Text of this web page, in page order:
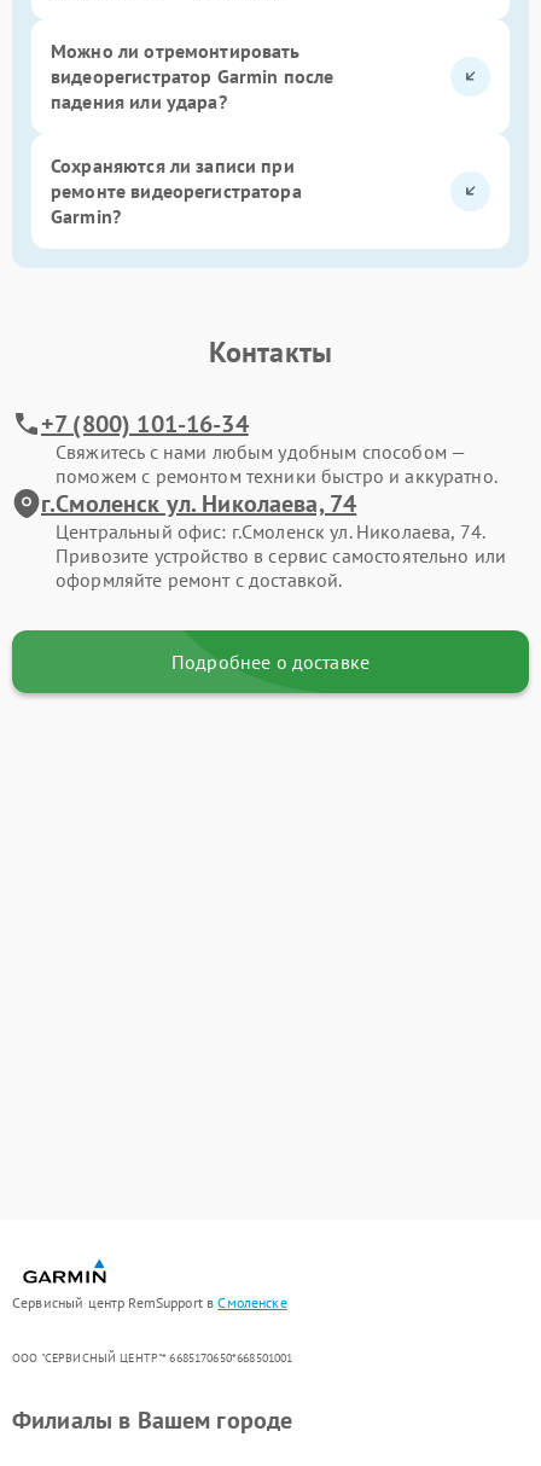
Можно ли отремонтировать
видеорегистратор Garmin после
падения или удара?
Сохраняются ли записи при
ремонте видеорегистратора
Garmin?
Контакты
+7 (800) 101-16-34
Свяжитесь с нами любым удобным способом —
поможем с ремонтом техники быстро и аккуратно.
г.Смоленск ул. Николаева, 74
Центральный офис: г.Смоленск ул. Николаева, 74.
Привозите устройство в сервис самостоятельно или
оформляйте ремонт с доставкой.
Подробнее о доставке
Сервисный центр RemSupport вСмоленске
ООО "СЕРВИСНЫЙ ЦЕНТР"* 6685170650*668501001
Филиалы в Вашем городе